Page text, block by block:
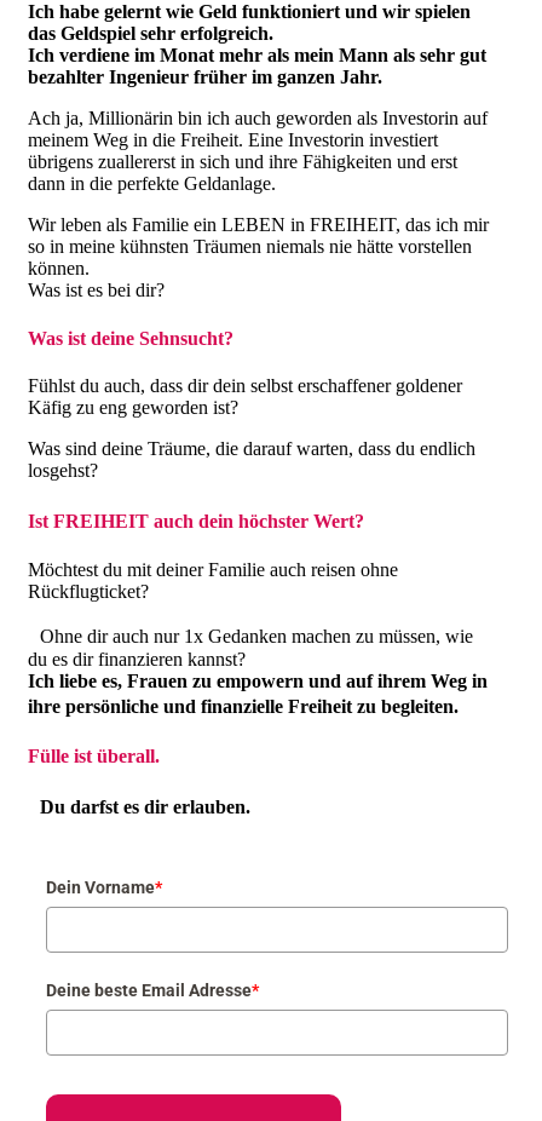
Ich habe gelernt wie Geld funktioniert und wir spielen
das Geldspiel sehr erfolgreich.
Ich verdiene im Monat mehr als mein Mann als sehr gut
bezahlter Ingenieur früher im ganzen Jahr.
Ach ja, Millionärin bin ich auch geworden als Investorin auf
meinem Weg in die Freiheit. Eine Investorin investiert
übrigens zuallererst in sich und ihre Fähigkeiten und erst
dann in die perfekte Geldanlage.
Wir leben als Familie ein LEBEN in FREIHEIT, das ich mir
so in meine kühnsten Träumen niemals nie hätte vorstellen
können.
Was ist es bei dir?
Was ist deine Sehnsucht?
Fühlst du auch, dass dir dein selbst erschaffener goldener
Käfig zu eng geworden ist?
Was sind deine Träume, die darauf warten, dass du endlich
losgehst?
Ist FREIHEIT auch dein höchster Wert?
Möchtest du mit deiner Familie auch reisen ohne
Rückflugticket?
Ohne dir auch nur 1x Gedanken machen zu müssen, wie
du es dir finanzieren kannst?
Ich liebe es, Frauen zu empowern und auf ihrem Weg in
ihre persönliche und finanzielle Freiheit zu begleiten.
Fülle ist überall.
Du darfst es dir erlauben.
Dein Vorname*
Deine beste Email Adresse*